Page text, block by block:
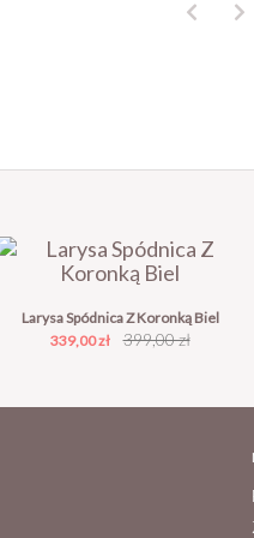
Larysa Spódnica Z Koronką Biel
Cena
339,00 zł
Cena
399,00 zł